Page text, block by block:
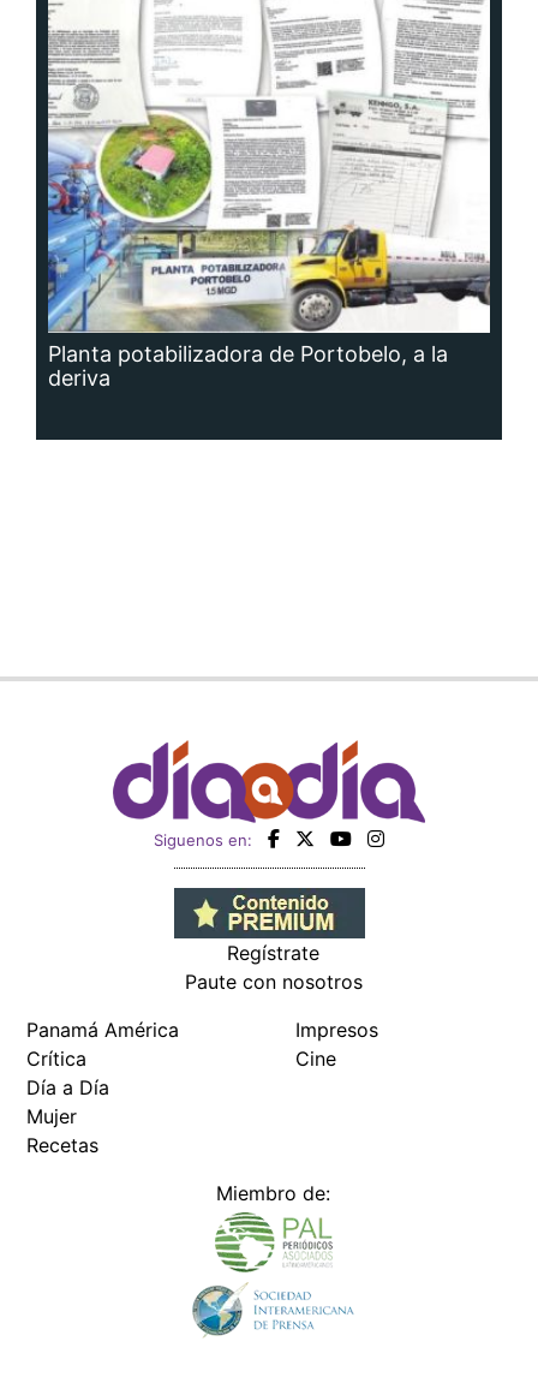
Planta potabilizadora de Portobelo, a la
deriva
Siguenos en:
Regístrate
Paute con nosotros
Panamá América
Crítica
Día a Día
Mujer
Recetas
Impresos
Cine
Miembro de: